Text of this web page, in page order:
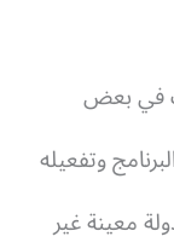
في بعض
وتفعيله
معينة غير